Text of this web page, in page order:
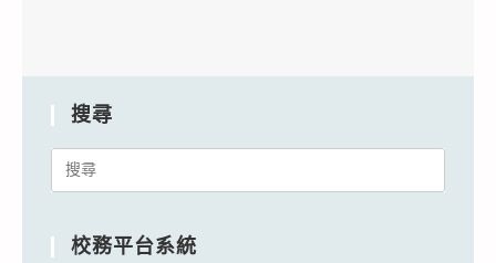
搜尋
Search
校務平台系統